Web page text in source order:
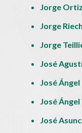
Jorge
Jorge
Jorge
José
José
José
José